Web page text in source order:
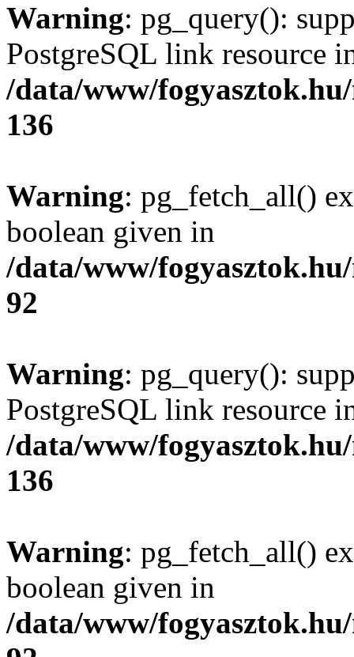
Warning: pg_query():
PostgreSQL link resource
/data/www/
136
Warning: pg_fetch_all()
boolean given in
/data/www/
92
Warning: pg_query():
PostgreSQL link resource
/data/www/
136
Warning: pg_fetch_all()
boolean given in
/data/www/